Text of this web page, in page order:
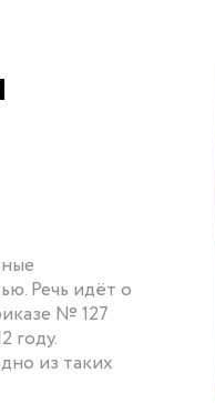
Речь идёт о
№ 127
году.
из таких